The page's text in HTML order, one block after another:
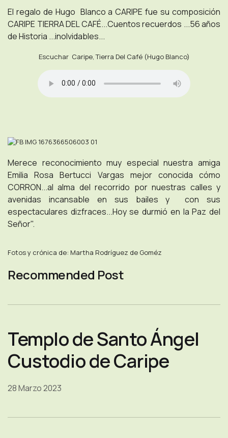
El regalo de Hugo Blanco a CARIPE fue su composición
CARIPE TIERRA DEL CAFÉ...Cuentos recuerdos ...56 años
de Historia ...inolvidables...
Escuchar Caripe, Tierra Del Café (Hugo Blanco)
Merece reconocimiento muy especial nuestra amiga
Emilia Rosa Bertucci Vargas mejor conocida cómo
CORRON...al alma del recorrido por nuestras calles y
avenidas incansable en sus bailes y con sus
espectaculares dizfraces...Hoy se durmió en la Paz del
Señor".
Fotos y crónica de: Martha Rodríguez de Goméz
Recommended Post
Templo de Santo Ángel
Custodio de Caripe
28 Marzo 2023